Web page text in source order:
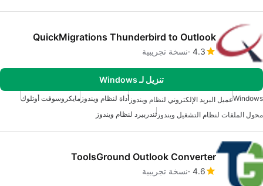
QuickMigrations Thunderbird to Outlook
4.3 نسخة تجريبية
تنزيل لـ Windows
Windowsعميل البريد الإلكتروني لنظام ويندوز أداة لنظام ويندوز مايكروسوفت أوتلوك
محول الملفات لنظام التشغيل ويندوز ثندربيرد لنظام ويندوز
ToolsGround Outlook Converter
4.6 نسخة تجريبية